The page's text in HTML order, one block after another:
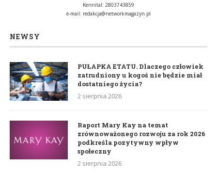
Kennital: 2803743859
e-mail: redakcja@networkmagazyn.pl
NEWSY
PUŁAPKA ETATU. Dlaczego człowiek
zatrudniony u kogoś nie będzie miał
dostatniego życia?
2 sierpnia 2026
Raport Mary Kay na temat
zrównoważonego rozwoju za rok 2026
podkreśla pozytywny wpływ
społeczny
2 sierpnia 2026